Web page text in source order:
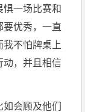
一场比赛和
要优秀，一直
不怕牌桌上
动，并且相信
会顾及他们